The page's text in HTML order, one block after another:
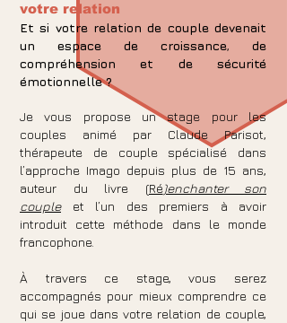
votre relation
Et si votre relation de couple devenait
un espace de croissance, de
compréhension et de sécurité
émotionnelle ?
Je vous propose un stage pour les
couples animé par Claude Parisot,
thérapeute de couple spécialisé dans
l’approche Imago depuis plus de 15 ans,
auteur du livre (Ré)enchanter son
coupleet l’un des premiers à avoir
introduit cette méthode dans le monde
francophone.
À travers ce stage, vous serez
accompagnés pour mieux comprendre ce
qui se joue dans votre relation de couple,